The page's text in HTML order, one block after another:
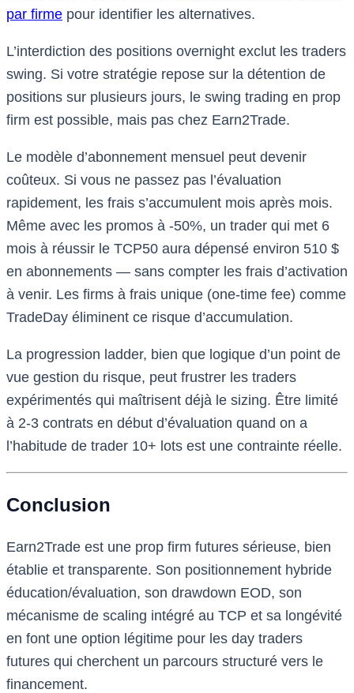
par firme pour identifier les alternatives.
L’interdiction des positions overnight exclut les traders
swing. Si votre stratégie repose sur la détention de
positions sur plusieurs jours, le swing trading en prop
firm est possible, mais pas chez Earn2Trade.
Le modèle d’abonnement mensuel peut devenir
coûteux. Si vous ne passez pas l’évaluation
rapidement, les frais s’accumulent mois après mois.
Même avec les promos à -50%, un trader qui met 6
mois à réussir le TCP50 aura dépensé environ 510 $
en abonnements — sans compter les frais d’activation
à venir. Les firms à frais unique (one-time fee) comme
TradeDay éliminent ce risque d’accumulation.
La progression ladder, bien que logique d’un point de
vue gestion du risque, peut frustrer les traders
expérimentés qui maîtrisent déjà le sizing. Être limité
à 2-3 contrats en début d’évaluation quand on a
l’habitude de trader 10+ lots est une contrainte réelle.
Conclusion
Earn2Trade est une prop firm futures sérieuse, bien
établie et transparente. Son positionnement hybride
éducation/évaluation, son drawdown EOD, son
mécanisme de scaling intégré au TCP et sa longévité
en font une option légitime pour les day traders
futures qui cherchent un parcours structuré vers le
financement.